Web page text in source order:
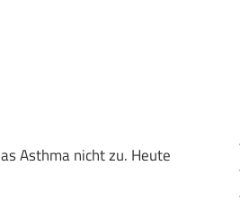
Asthma nicht zu. Heute